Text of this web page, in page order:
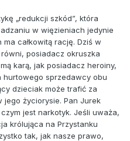
„redukcji szkód”, która
w więzieniach jedynie
całkowitą rację. Dziś w
posiadacz okruszka
karą, jak posiadacz heroiny,
hurtowego sprzedawcy obu
dzieciak może trafić za
jego życiorysie. Pan Jurek
jest narkotyk. Jeśli uważa,
królująca na Przystanku
tak, jak nasze prawo,